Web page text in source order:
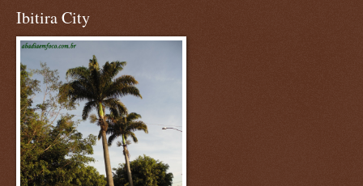
Ibitira City